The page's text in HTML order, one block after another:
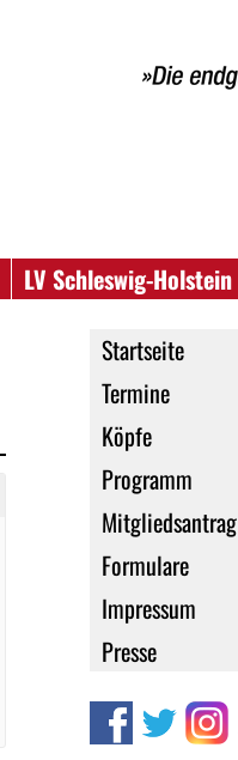
LV Schleswig-Holstein
Startseite
Termine
Köpfe
Programm
Mitgliedsantrag
Formulare
Impressum
Presse